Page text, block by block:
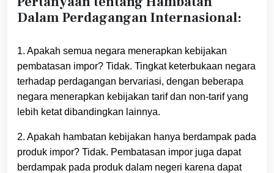
Dalam Perdagangan Internasional:
1. Apakah semua negara menerapkan kebijakan
pembatasan impor? Tidak. Tingkat keterbukaan negara
terhadap perdagangan bervariasi, dengan beberapa
negara menerapkan kebijakan tarif dan non-tarif yang
lebih ketat dibandingkan lainnya.
2. Apakah hambatan kebijakan hanya berdampak pada
produk impor? Tidak. Pembatasan impor juga dapat
berdampak pada produk dalam negeri karena dapat